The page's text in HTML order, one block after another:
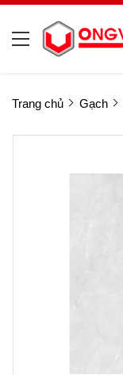
Trang chủ Gạch